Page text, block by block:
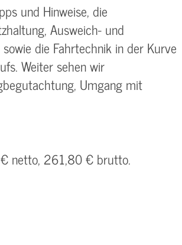
und Hinweise, die
Ausweich- und
die Fahrtechnik in der Kurve
Weiter sehen wir
Umgang mit
netto, 261,80 € brutto.